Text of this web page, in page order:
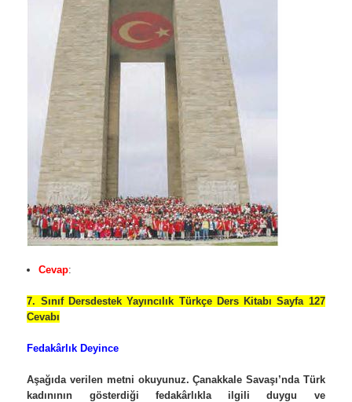
Cevap:
7. Sınıf Dersdestek Yayıncılık Türkçe Ders Kitabı Sayfa 127
Cevabı
Fedakârlık Deyince
Aşağıda verilen metni okuyunuz. Çanakkale Savaşı’nda Türk
kadınının gösterdiği fedakârlıkla ilgili duygu ve